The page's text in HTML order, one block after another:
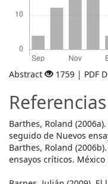
Abstract 1759 | PDF
Referencias
Barthes, Roland
seguido de Nuevos
Barthes, Roland
ensayos críticos. México